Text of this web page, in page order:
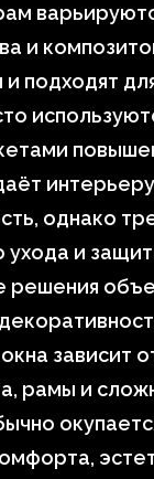
и
подходят
однако
ухода и
решения
зависит
рамы и